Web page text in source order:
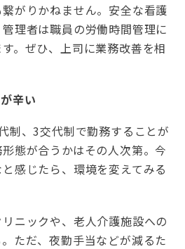
がりかねません。安全な看護
理者は職員の労働時間管理に
。ぜひ、上司に業務改善を相
辛い
制、3交代制で勤務することが
態が合うかはその人次第。今
感じたら、環境を変えてみる
ニックや、老人介護施設への
ただ、夜勤手当などが減るた